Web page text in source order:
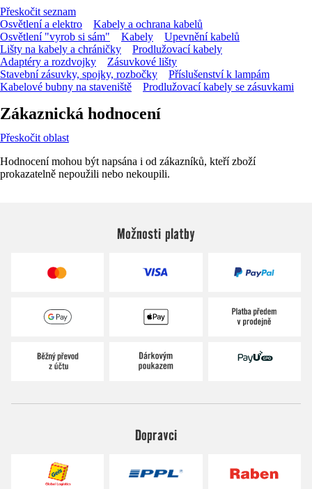
Přeskočit seznam
Osvětlení a elektro
Kabely a ochrana kabelů
Osvětlení "vyrob si sám"
Kabely
Upevnění kabelů
Lišty na kabely a chráničky
Prodlužovací kabely
Adaptéry a rozdvojky
Zásuvkové lišty
Stavební zásuvky, spojky, rozbočky
Příslušenství k lampám
Kabelové bubny na staveniště
Prodlužovací kabely se zásuvkami
Zákaznická hodnocení
Přeskočit oblast
Hodnocení mohou být napsána i od zákazníků, kteří zboží
prokazatelně nepoužili nebo nekoupili.
Možnosti platby
Dopravci